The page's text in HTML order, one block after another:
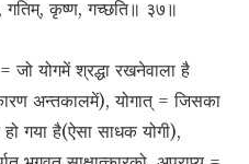
गतिम्, कृष्ण, गच्छति॥ ३७॥
जो योगमें श्रद्धा रखनेवाला है
अन्तकालमें), योगात् = जिसका
गया है(ऐसा साधक योगी),